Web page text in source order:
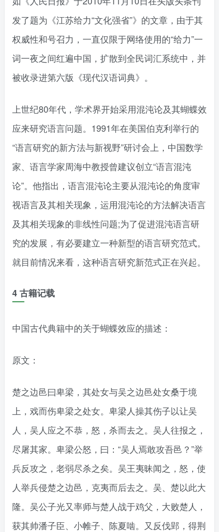
发了题为《江苏给力“文化强省”》的文章，由于其
权威性和号召力，一直仅限于网络使用的“给力”一
词一夜之间红遍中国，扩散到全民词汇系统中，并
被收录进第六版《现代汉语词典》。
上世纪80年代，学术界开始采用混沌论及其蝴蝶效
应来研究语言问题。1991年在美国伯克利举行的
“语言研究的新方法与新视野”研讨会上，中国数学
家、语言学家周海中教授曾建议创立“语言混沌
论”。他指出，语言混沌论主要从混沌论的角度审
视语言及其相关现象，运用混沌论的方法解决语言
及其相关现象的非线性问题;为了促进混沌语言研
究的发展，有必要建立一种新型的语言研究范式。
就目前情况来看，这种语言研究新范式正在兴起。
4 古籍记载
中国古代典籍中的关于蝴蝶效应的描述：
原文：
楚之边邑曰卑梁，其处女与吴之边邑处女桑于境
上，戏而伤卑梁之处女。卑梁人操其伤子以让吴
人，吴人应之不恭，怒，杀而去之。吴人往报之，
尽屠其家。卑梁公怒，曰：“吴人焉敢攻吾邑？”举
兵反攻之，老弱尽杀之矣。吴王夷昧闻之，怒，使
人举兵侵楚之边邑，克夷而后去之。吴、楚以此大
隆。吴公子光又率师与楚人战于鸡父，大败楚人，
获其帅潘子臣、小帷子、陈夏啮。又反伐郢，得荆